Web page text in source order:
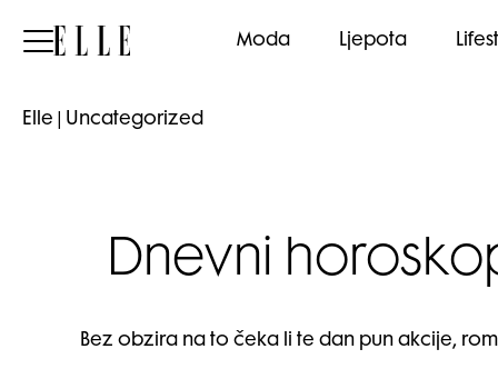
Elle Moda Ljepota
Elle Uncategorized
Dnevni
Bez obzira na to čeka li te dan pun akcije,